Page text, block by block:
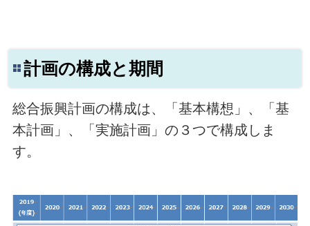
計画の構成と期間
総合振興計画の構成は、「基本構想」、「基
本計画」、「実施計画」の３つで構成しま
す。